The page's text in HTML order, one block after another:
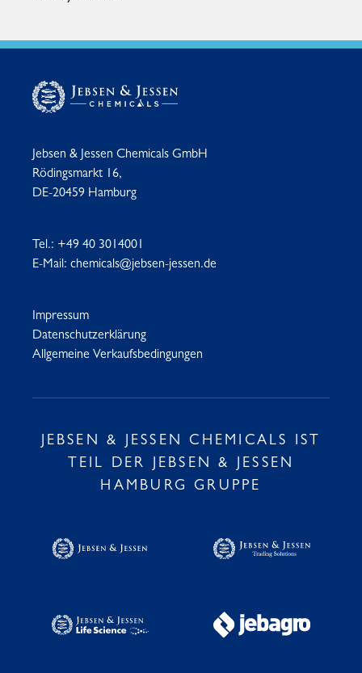
Jebsen & Jessen Chemicals GmbH
Rödingsmarkt 16,
DE-20459 Hamburg
Tel.: +49 40 3014001
E-Mail: chemicals@jebsen-jessen.de
Impressum
Datenschutzerklärung
Allgemeine Verkaufsbedingungen
JEBSEN & JESSEN CHEMICALS IST
TEIL DER JEBSEN & JESSEN
HAMBURG GRUPPE